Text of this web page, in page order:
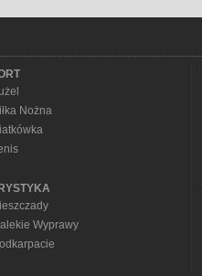
Nożna
Wyprawy